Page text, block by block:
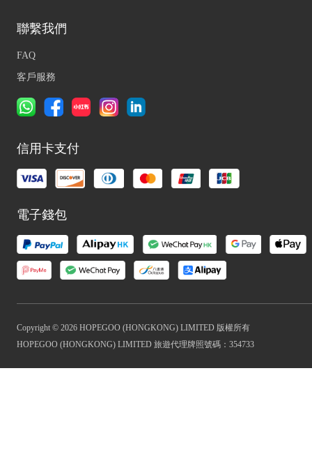
聯繫我們
FAQ
客戶服務
信用卡支付
電子錢包
Copyright © 2026 HOPEGOO (HONGKONG) LIMITED 版權所有
HOPEGOO (HONGKONG) LIMITED 旅遊代理牌照號碼：354733